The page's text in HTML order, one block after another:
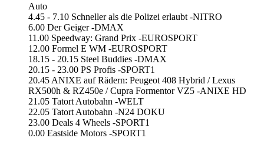
Auto
4.45 - 7.10 Schneller als die Polizei erlaubt -NITRO
6.00 Der Geiger -DMAX
11.00 Speedway: Grand Prix -EUROSPORT
12.00 Formel E WM -EUROSPORT
18.15 - 20.15 Steel Buddies -DMAX
20.15 - 23.00 PS Profis -SPORT1
20.45 ANIXE auf Rädern: Peugeot 408 Hybrid / Lexus
RX500h & RZ450e / Cupra Formentor VZ5 -ANIXE HD
21.05 Tatort Autobahn -WELT
22.05 Tatort Autobahn -N24 DOKU
23.00 Deals 4 Wheels -SPORT1
0.00 Eastside Motors -SPORT1